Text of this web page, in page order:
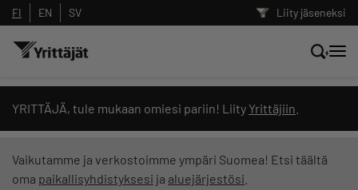
Liity jäseneksi
FI EN SV
YRITTÄJÄ, tule mukaan omiesi pariin! Liity Yrittäjiin
Vaikutamme ja verkostoimme ympäri Suomea! Etsi täältä
oma paikallisyhdistyksesi ja aluejärjestösi
Hae sivustolta tai kysy suoraan
Yrittäjien tekoälyltä